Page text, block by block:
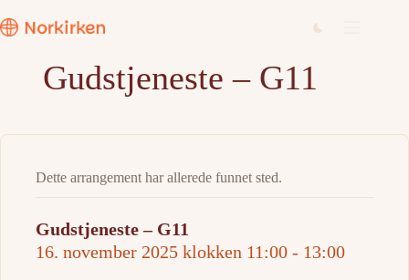
til
innholdet
Gudstjeneste – G11
Dette arrangement har allerede funnet sted.
Gudstjeneste – G11
16. november 2025 klokken 11:00 - 13:00